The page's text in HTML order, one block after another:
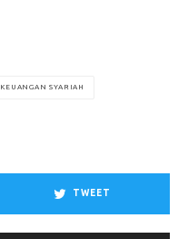
KEUANGAN SYARIAH
TWEET